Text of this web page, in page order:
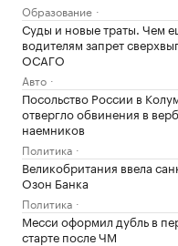
Образование
Суды и новые траты. Чем
водителям запрет
ОСАГО
Авто
Посольство России в
отвергло обвинения в
наемников
Политика
Великобритания ввела
Озон Банка
Политика
Месси оформил дубль в
старте после ЧМ